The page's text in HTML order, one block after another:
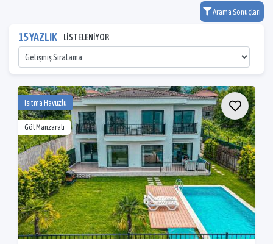
Arama Sonuçları
15 YAZLIK LİSTELENİYOR
Isıtma Havuzlu
Göl Manzaralı